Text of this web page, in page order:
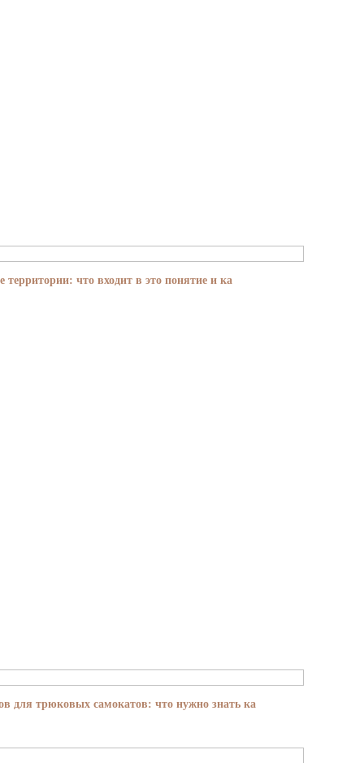
территории: что входит в это понятие и ка
для трюковых самокатов: что нужно знать ка